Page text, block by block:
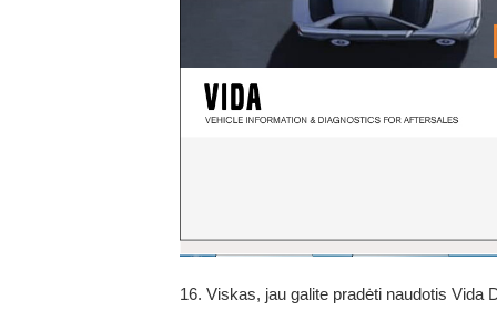
16. Viskas, jau galite pradėti naudotis Vida